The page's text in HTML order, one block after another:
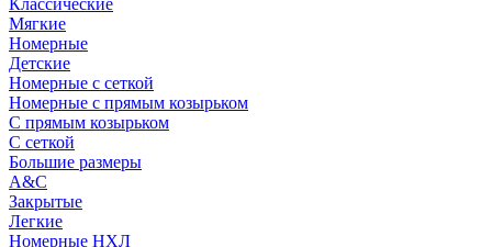
Классические
Мягкие
Номерные
Детские
Номерные с сеткой
Номерные с прямым козырьком
С прямым козырьком
С сеткой
Большие размеры
A&C
Закрытые
Легкие
Номерные НХЛ